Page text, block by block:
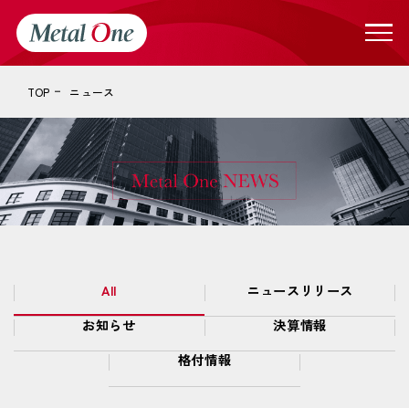
TOP ニュース
All
ニュースリリース
お知らせ
決算情報
格付情報